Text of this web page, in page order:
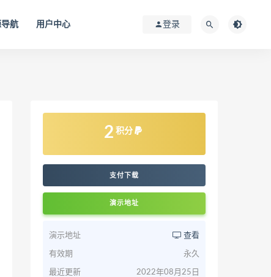
航 用户中心 登录
2 积分
支付下载
演示地址
演示地址 查看
有效期 永久
最近更新 2022年08月25日